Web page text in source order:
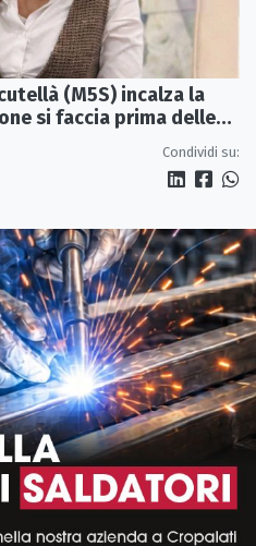
(M5S) incalza la
si faccia prima delle
Condividi su: